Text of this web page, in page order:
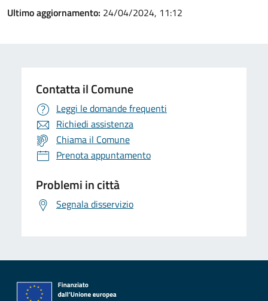
Ultimo aggiornamento: 24/04/2024, 11:12
Contatta il Comune
Leggi le domande frequenti
Richiedi assistenza
Chiama il Comune
Prenota appuntamento
Problemi in città
Segnala disservizio